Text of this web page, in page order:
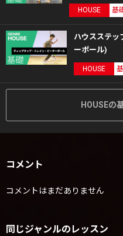
HOUSE 基
ハウスステッ
ーポール)
HOUSE
HOUSEの
コメント
コメントはまだありません
同じジャンルのレッスン